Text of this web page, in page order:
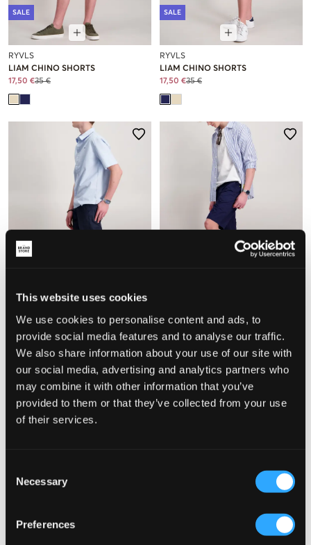
This website uses cookies
We use cookies to personalise content and ads, to
provide social media features and to analyse our traffic.
We also share information about your use of our site with
our social media, advertising and analytics partners who
may combine it with other information that you’ve
provided to them or that they’ve collected from your use
of their services.
Selection
Necessary
Preferences
SALE
RYVLS
LIAM CHINO SHORTS
17,50 €35 €
SALE
RYVLS
LIAM CHINO SHORTS
17,50 €35 €
Garcia
CHINO SHORTS
19,50 €39 €
Scotch & Soda
CLASSIC CHINO SHORTS
29,50 €59 €